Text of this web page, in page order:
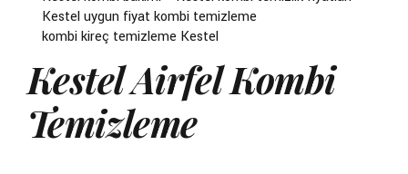
Kestel uygun fiyat kombi temizleme
kombi kireç temizleme Kestel
Kestel Airfel Kombi
Temizleme